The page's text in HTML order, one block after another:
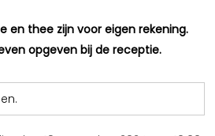
en thee zijn voor eigen rekening.
opgeven bij de receptie.